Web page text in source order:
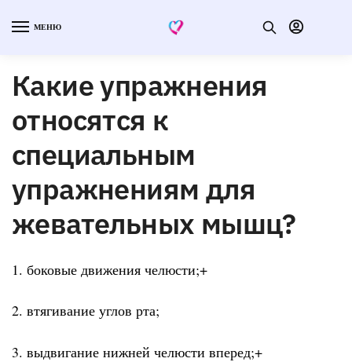
МЕНЮ
Какие упражнения
относятся к
специальным
упражнениям для
жевательных мышц?
1. боковые движения челюсти;+
2. втягивание углов рта;
3. выдвигание нижней челюсти вперед;+